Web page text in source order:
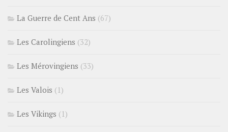
La Guerre de Cent Ans (67)
Les Carolingiens (32)
Les Mérovingiens (33)
Les Valois (1)
Les Vikings (1)